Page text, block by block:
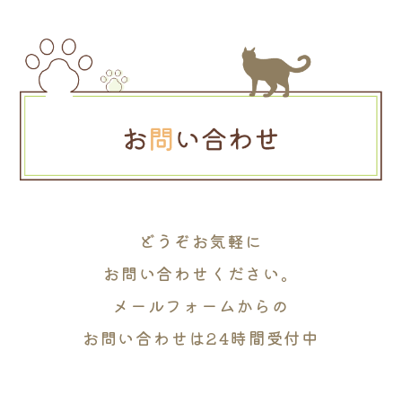
どうぞお気軽に
お問い合わせください。
メールフォームからの
お問い合わせは24時間受付中